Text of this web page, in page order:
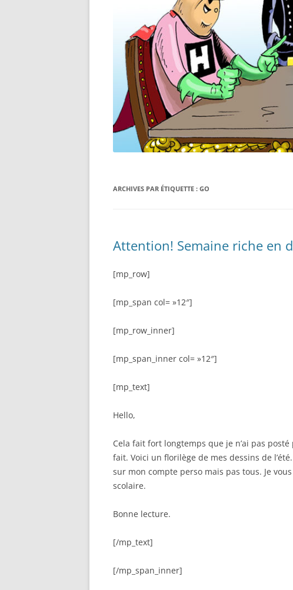
ARCHIVES PAR ÉTIQUETTE : GO
Attention! Semaine riche en
[mp_row]
[mp_span col= »12″]
[mp_row_inner]
[mp_span_inner col= »12″]
[mp_text]
Hello,
Cela fait fort longtemps que je n’ai pas
fait. Voici un florilège de mes dessins de
sur mon compte perso mais pas tous. Je
scolaire.
Bonne lecture.
[/mp_text]
[/mp_span_inner]